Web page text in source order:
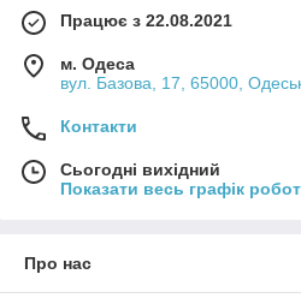
Працює з 22.08.2021
м. Одеса
вул. Базова, 17, 65000,
Контакти
Сьогодні вихідний
Показати весь графік
Про нас